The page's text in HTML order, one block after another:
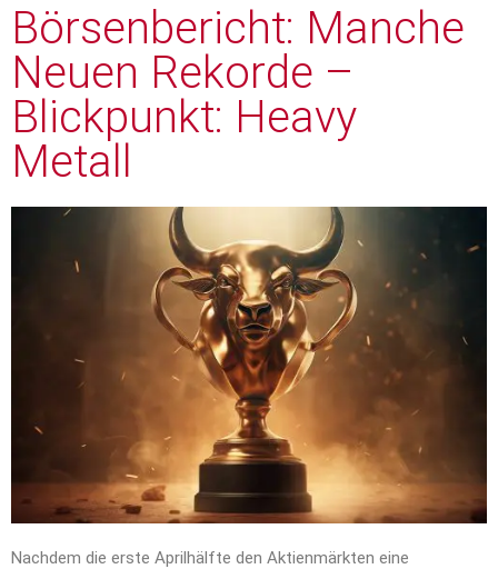
Börsenbericht: Manche
Neuen Rekorde –
Blickpunkt: Heavy
Metall
Nachdem die erste Aprilhälfte den Aktienmärkten eine